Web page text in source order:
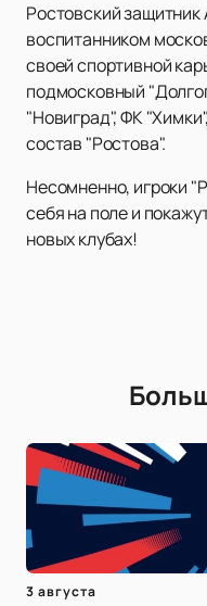
Ростовский
воспитанником
своей спортивной
подмосковный
"Новиград", ФК
состав "Ростова".
Несомненно, игроки
себя на поле и
новых клубах!
3 августа